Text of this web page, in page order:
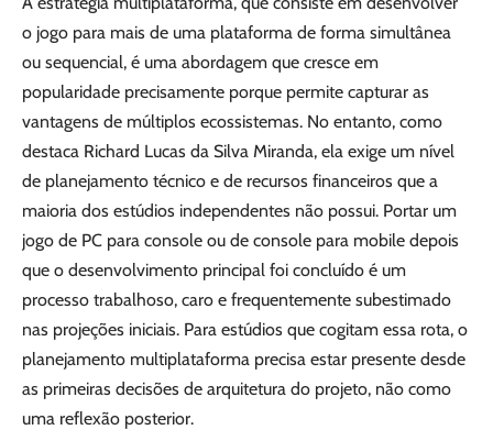
o jogo para mais de uma plataforma de forma simultânea
ou sequencial, é uma abordagem que cresce em
popularidade precisamente porque permite capturar as
vantagens de múltiplos ecossistemas. No entanto, como
destaca Richard Lucas da Silva Miranda, ela exige um nível
de planejamento técnico e de recursos financeiros que a
maioria dos estúdios independentes não possui. Portar um
jogo de PC para console ou de console para mobile depois
que o desenvolvimento principal foi concluído é um
processo trabalhoso, caro e frequentemente subestimado
nas projeções iniciais. Para estúdios que cogitam essa rota, o
planejamento multiplataforma precisa estar presente desde
as primeiras decisões de arquitetura do projeto, não como
uma reflexão posterior.